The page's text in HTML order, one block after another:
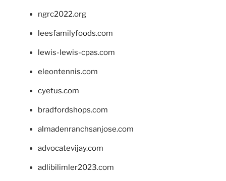
ngrc2022.org
leesfamilyfoods.com
lewis-lewis-cpas.com
eleontennis.com
cyetus.com
bradfordshops.com
almadenranchsanjose.com
advocatevijay.com
adlibilimler2023.com